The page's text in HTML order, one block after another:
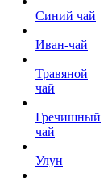
Синий чай
Иван-чай
Травяной
чай
Гречишный
чай
Улун